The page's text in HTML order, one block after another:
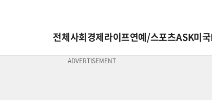
전체사회경제라이프연예/스포츠ASK미국